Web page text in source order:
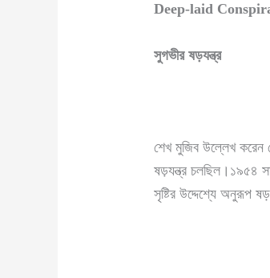
Deep-laid
সুগভীর ষড়যন্ত্র
শেখ মুজিব উল্লেখ করেন
ষড়যন্ত্র চলছিল।১৯৫৪
সৃষ্টির উদ্দেশ্যে অনুরূপ